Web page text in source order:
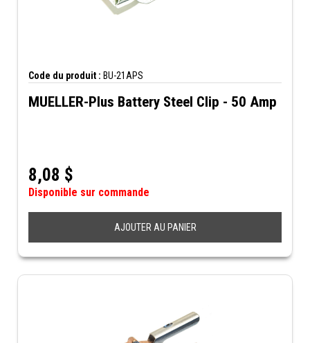
Code du produit : BU-21APS
MUELLER-Plus Battery Steel Clip - 50 Amp
8,08 $
Disponible sur commande
AJOUTER AU PANIER